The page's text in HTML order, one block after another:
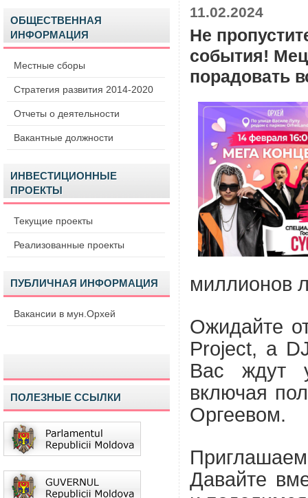
ОБЩЕСТВЕННАЯ
ИНФОРМАЦИЯ
Местные сборы
Стратегия развития 2014-2020
Отчеты о деятельности
Вакантные должности
ИНВЕСТИЦИОННЫЕ
ПРОЕКТЫ
Текущие проекты
Реализованные проекты
ПУБЛИЧНАЯ ИНФОРМАЦИЯ
Вакансии в мун.Орхей
ПОЛЕЗНЫЕ ССЫЛКИ
11.02.2024
Не
события!
порадовать
миллионов
Ожидайте
Project, а
Вас ждут
включая
Оргеевом.
Давайте